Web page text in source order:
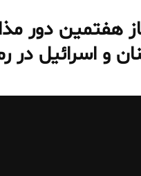
هفتمین دور
و اسرائیل در